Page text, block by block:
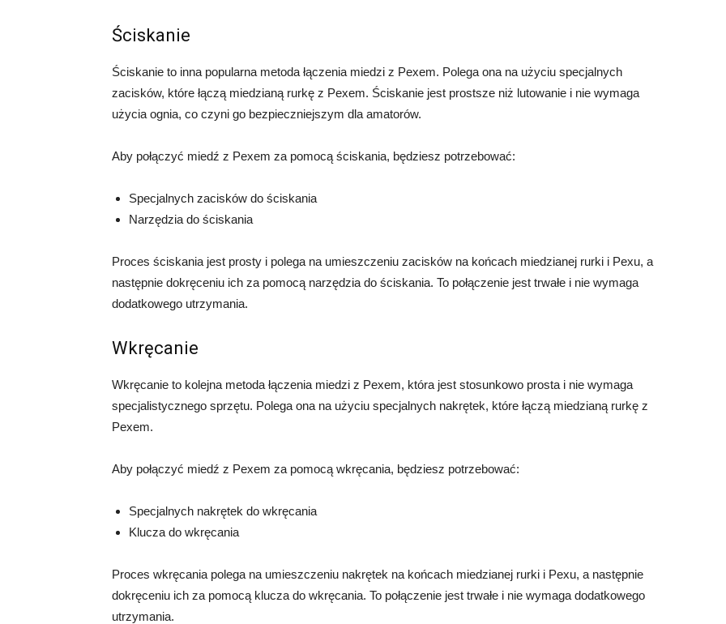
Ściskanie
Ściskanie to inna popularna metoda łączenia miedzi z Pexem. Polega ona na użyciu specjalnych
zacisków, które łączą miedzianą rurkę z Pexem. Ściskanie jest prostsze niż lutowanie i nie wymaga
użycia ognia, co czyni go bezpieczniejszym dla amatorów.
Aby połączyć miedź z Pexem za pomocą ściskania, będziesz potrzebować:
Specjalnych zacisków do ściskania
Narzędzia do ściskania
Proces ściskania jest prosty i polega na umieszczeniu zacisków na końcach miedzianej rurki i Pexu, a
następnie dokręceniu ich za pomocą narzędzia do ściskania. To połączenie jest trwałe i nie wymaga
dodatkowego utrzymania.
Wkręcanie
Wkręcanie to kolejna metoda łączenia miedzi z Pexem, która jest stosunkowo prosta i nie wymaga
specjalistycznego sprzętu. Polega ona na użyciu specjalnych nakrętek, które łączą miedzianą rurkę z
Pexem.
Aby połączyć miedź z Pexem za pomocą wkręcania, będziesz potrzebować:
Specjalnych nakrętek do wkręcania
Klucza do wkręcania
Proces wkręcania polega na umieszczeniu nakrętek na końcach miedzianej rurki i Pexu, a następnie
dokręceniu ich za pomocą klucza do wkręcania. To połączenie jest trwałe i nie wymaga dodatkowego
utrzymania.